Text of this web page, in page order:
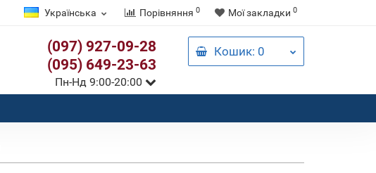
Українська Порівняння 0 Мої закладки 0
(097) 927-09-28
(095) 649-23-63
Пн-Нд 9:00-20:00
Кошик: 0